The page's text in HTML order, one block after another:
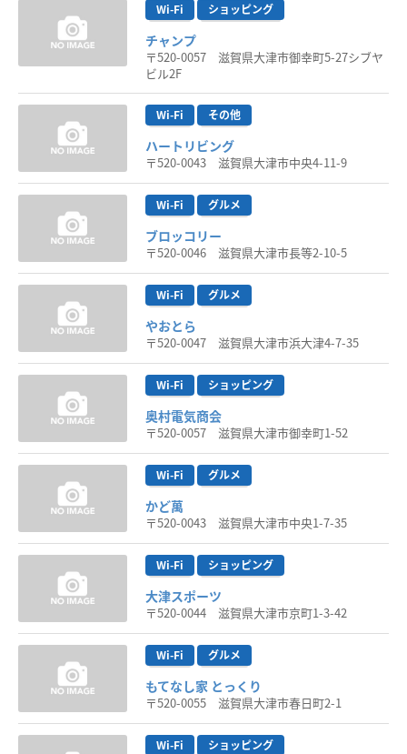
Wi-Fi ショッピング
チャンプ
〒520-0057 滋賀県大津市御幸町5-27シブヤ
ビル2F
Wi-Fi その他
ハートリビング
〒520-0043 滋賀県大津市中央4-11-9
Wi-Fi グルメ
ブロッコリー
〒520-0046 滋賀県大津市長等2-10-5
Wi-Fi グルメ
やおとら
〒520-0047 滋賀県大津市浜大津4-7-35
Wi-Fi ショッピング
奥村電気商会
〒520-0057 滋賀県大津市御幸町1-52
Wi-Fi グルメ
かど萬
〒520-0043 滋賀県大津市中央1-7-35
Wi-Fi ショッピング
大津スポーツ
〒520-0044 滋賀県大津市京町1-3-42
Wi-Fi グルメ
もてなし家 とっくり
〒520-0055 滋賀県大津市春日町2-1
Wi-Fi ショッピング